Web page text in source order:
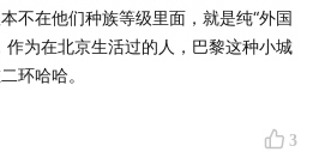
的姿态
义视角
不在他们种族等级里面，就是纯“外国
作为在北京生活过的人，巴黎这种小城
环哈哈。
3